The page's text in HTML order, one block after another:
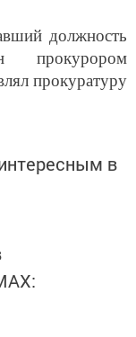
должность
прокурором
прокуратуру
в